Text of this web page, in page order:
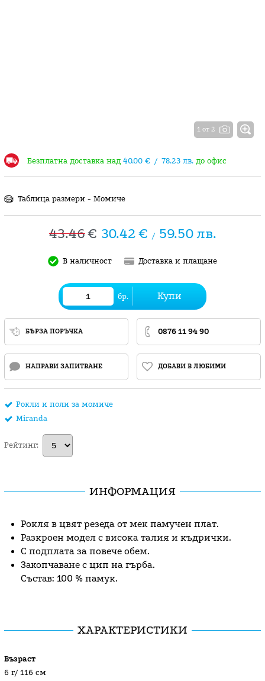
1 от 2
Безплатна доставка над 40.00 € / 78.23 лв.до офис
Таблица размери - Момиче
43.46€ 30.42€ / 59.50лв.
В наличност Доставка и плащане
бр. Купи
БЪРЗА ПОРЪЧКА 0876 11 94 90
НАПРАВИ ЗАПИТВАНЕ ДОБАВИ В ЛЮБИМИ
Рокли и поли за момиче
Miranda
Рейтинг:
ИНФОРМАЦИЯ
Рокля в цвят резеда от мек памучен плат.
Разкроен модел с висока талия и къдрички.
С подплата за повече обем.
Закопчаване с цип на гърба.
Състав: 100 % памук.
ХАРАКТЕРИСТИКИ
Възраст
6 г/ 116 см